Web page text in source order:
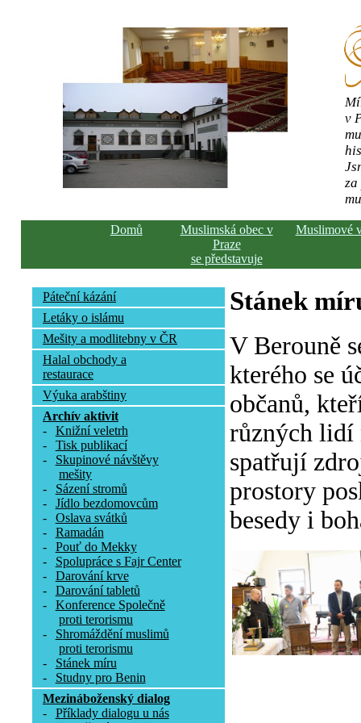
v
Domů
Muslimská obec v
Praze
se představuje
Muslimové
Páteční kázání
Letáky o islámu
Mešity a modlitebny v ČR
Halal obchody a
restaurace
Výuka arabštiny
Archív aktivit
-
Knižní veletrh
-
Tisk publikací
-
Skupinové návštěvy
mešity
-
Sázení stromů
-
Jídlo bezdomovcům
-
Oslava svátků
-
Ramadán
-
Pouť do Mekky
-
Spolupráce s Fajr Center
-
Darování krve
-
Darování tabletů
-
Konference Společně
proti terorismu
-
Shromáždění muslimů
proti terorismu
-
Stánek míru
-
Studny pro Benin
Mezináboženský dialog
-
Příklady dialogu u nás
Stánek
V Berouně
kterého se
občanů,
různých lidí
spatřují
prostory
besedy i